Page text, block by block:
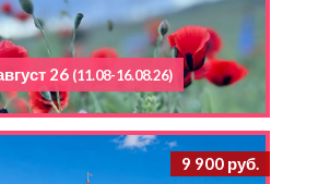
26 (11.08-16.08.26)
9 900 руб.